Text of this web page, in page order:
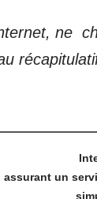
ne
assurant un